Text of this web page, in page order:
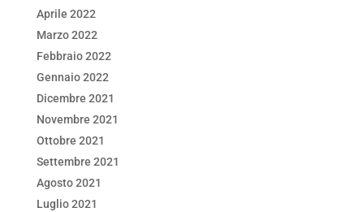
Aprile 2022
Marzo 2022
Febbraio 2022
Gennaio 2022
Dicembre 2021
Novembre 2021
Ottobre 2021
Settembre 2021
Agosto 2021
Luglio 2021